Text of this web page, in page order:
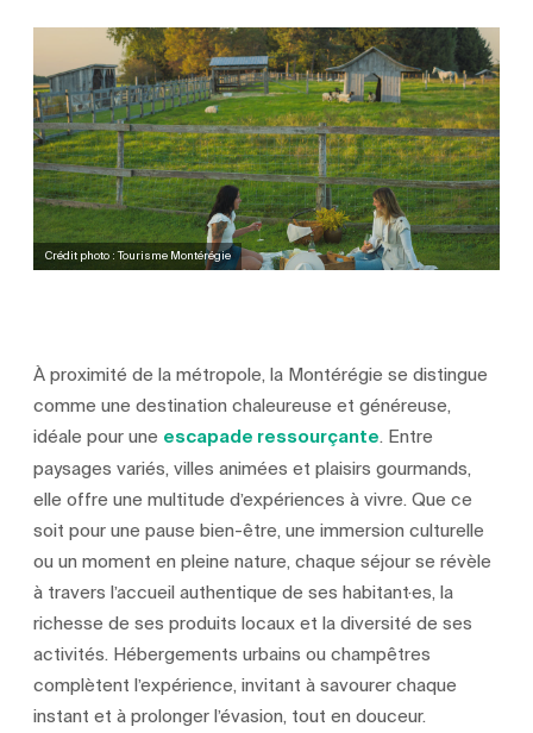
Crédit photo : Tourisme Montérégie
À proximité de la métropole, la Montérégie se distingue
comme une destination chaleureuse et généreuse,
idéale pour une escapade ressourçante. Entre
paysages variés, villes animées et plaisirs gourmands,
elle offre une multitude d’expériences à vivre. Que ce
soit pour une pause bien-être, une immersion culturelle
ou un moment en pleine nature, chaque séjour se révèle
à travers l’accueil authentique de ses habitant·es, la
richesse de ses produits locaux et la diversité de ses
activités. Hébergements urbains ou champêtres
complètent l’expérience, invitant à savourer chaque
instant et à prolonger l’évasion, tout en douceur.